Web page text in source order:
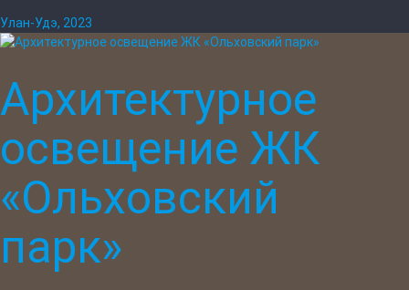
Улан-Удэ, 2023
Архитектурное
освещение ЖК
«Ольховский
парк»